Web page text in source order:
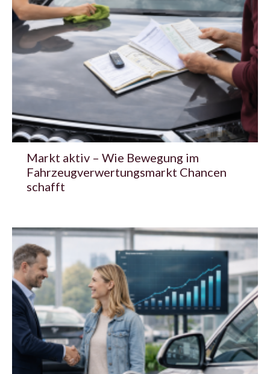
Markt aktiv – Wie Bewegung im
Fahrzeugverwertungsmarkt Chancen
schafft